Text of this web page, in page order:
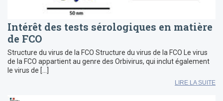
Intérêt des tests sérologiques en matière
de FCO
Structure du virus de la FCO Structure du virus de la FCO Le virus
de la FCO appartient au genre des Orbivirus, qui inclut également
le virus de […]
LIRE LA SUITE